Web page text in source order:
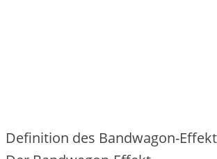
Definition d‬es Bandwagon-